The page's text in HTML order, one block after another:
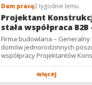
Dam pracę2 tygodnie temu
Projektant
stała współpraca
Firma budowlana – Generalny
domów jednorodzinnych
współpracy Projektantów
współpracy: B2B /
więcej